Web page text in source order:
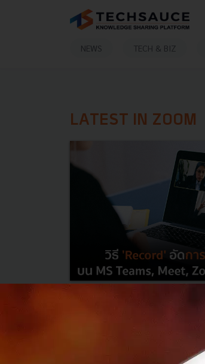
NEWS TECH & BIZ
LATEST IN ZOOM